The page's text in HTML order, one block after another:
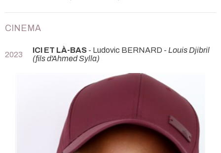
CINEMA
2023 ICI ET LÀ-BAS - Ludovic BERNARD - Louis Djibril
(fils d'Ahmed Sylla)